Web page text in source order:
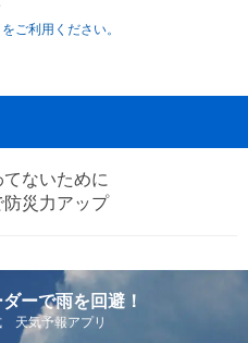
ご利用ください。
ないために
災力アップ
ーで雨を回避！
天気予報アプリ